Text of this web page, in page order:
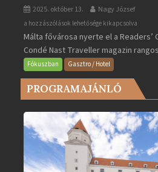
2025. október 13. Nagy József
Valletta
lett
Európa
legjobb
városa
2025-
bejegyzéshez
a hozzászólások lehetősége kikapcsolva
Málta fővárosa nyerte el a Readers’
Condé Nast Traveller magazin
Fókuszban Gasztro / Hotel
PROGRAMAJÁNLÓ